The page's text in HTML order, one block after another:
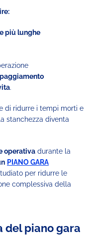
più lunghe
.
di ridurre i tempi morti e
stanchezza diventa
operativa durante la
PIANO GARA
per ridurre le
complessiva della
del piano gara